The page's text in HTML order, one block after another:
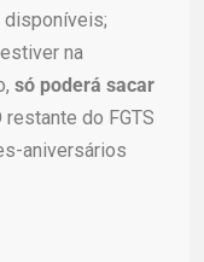
na
só poderá sacar
restante do FGTS
aniversários